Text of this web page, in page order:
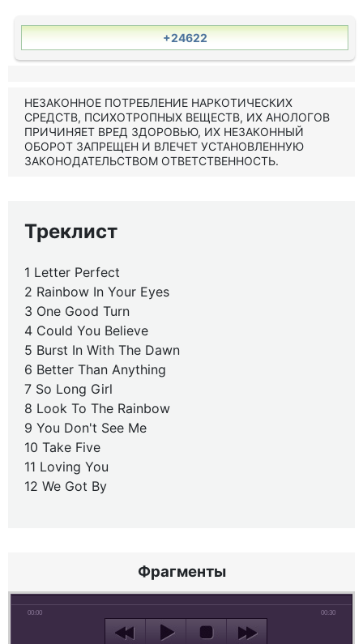
+24622
НЕЗАКОННОЕ ПОТРЕБЛЕНИЕ НАРКОТИЧЕСКИХ
СРЕДСТВ, ПСИХОТРОПНЫХ ВЕЩЕСТВ, ИХ АНОЛОГОВ
ПРИЧИНЯЕТ ВРЕД ЗДОРОВЬЮ, ИХ НЕЗАКОННЫЙ
ОБОРОТ ЗАПРЕЩЕН И ВЛЕЧЕТ УСТАНОВЛЕННУЮ
ЗАКОНОДАТЕЛЬСТВОМ ОТВЕТСТВЕННОСТЬ.
Треклист
1 Letter Perfect
2 Rainbow In Your Eyes
3 One Good Turn
4 Could You Believe
5 Burst In With The Dawn
6 Better Than Anything
7 So Long Girl
8 Look To The Rainbow
9 You Don't See Me
10 Take Five
11 Loving You
12 We Got By
Фрагменты
00:00 00:30